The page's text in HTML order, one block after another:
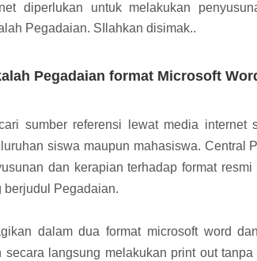
diperlukan untuk melakukan
Pegadaian. SIlahkan disimak..
Pegadaian format Microsoft
sumber referensi lewat media internet
siswa maupun mahasiswa. Central
dan kerapian terhadap format
berjudul Pegadaian.
dalam dua format microsoft word
secara langsung melakukan print out